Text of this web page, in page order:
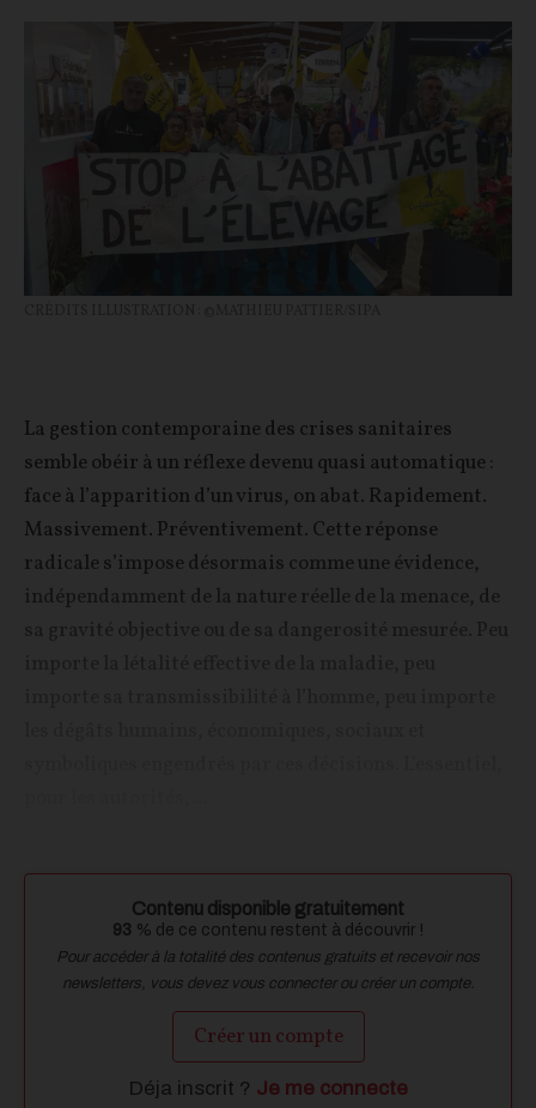
La gestion contemporaine des crises sanitaires
semble obéir à un réflexe devenu quasi automatique :
face à l’apparition d’un virus, on abat. Rapidement.
Massivement. Préventivement. Cette réponse
radicale s’impose désormais comme une évidence,
indépendamment de la nature réelle de la menace, de
Contenu disponible gratuitement
93 % de ce contenu restent à découvrir !
Pour accéder à la totalité des contenus gratuits et recevoir nos
newsletters, vous devez vous connecter ou créer un compte.
Créer un compte
Déja inscrit ? Je me connecte